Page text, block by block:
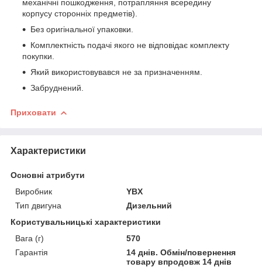
механічні пошкодження, потрапляння всередину
корпусу сторонніх предметів).
Без оригінальної упаковки.
Комплектність подачі якого не відповідає комплекту
покупки.
Який використовувався не за призначенням.
Забруднений.
Приховати
Характеристики
Основні атрибути
Виробник
YBX
Тип двигуна
Дизельний
Користувальницькі характеристики
Вага (г)
570
Гарантія
14 днів. Обмін/повернення
товару впродовж 14 днів